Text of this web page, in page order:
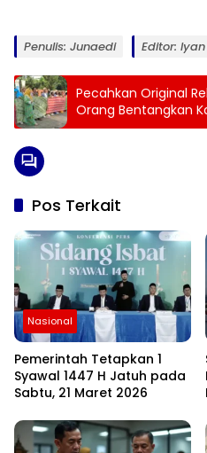
Penulis: Junaedi Editor:
Pecahkan Original
Orang Bentangkan
Diseputar KRB
Pos Terkait
Nasional
Pemerintah Tetapkan 1
Syawal 1447 H Jatuh pada
Sabtu, 21 Maret 2026